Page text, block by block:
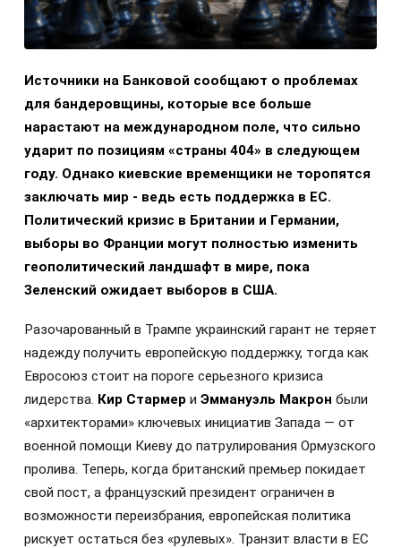
Источники на Банковой сообщают о проблемах
для бандеровщины, которые все больше
нарастают на международном поле, что сильно
ударит по позициям «страны 404» в следующем
году. Однако киевские временщики не торопятся
заключать мир - ведь есть поддержка в ЕС.
Политический кризис в Британии и Германии,
выборы во Франции могут полностью изменить
геополитический ландшафт в мире, пока
Зеленский ожидает выборов в США.
Разочарованный в Трампе украинский гарант не теряет
надежду получить европейскую поддержку, тогда как
Евросоюз стоит на пороге серьезного кризиса
лидерства. Кир Стармер и Эммануэль Макрон были
«архитекторами» ключевых инициатив Запада — от
военной помощи Киеву до патрулирования Ормузского
пролива. Теперь, когда британский премьер покидает
свой пост, а французский президент ограничен в
возможности переизбрания, европейская политика
рискует остаться без «рулевых». Транзит власти в ЕС